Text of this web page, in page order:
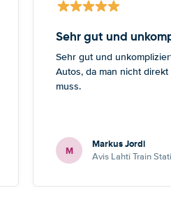
Sehr gut und
Sehr gut und
Autos, da man nicht
muss.
M Markus Jordi
Avis Lahti Train